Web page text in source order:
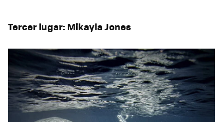
Tercer lugar: Mikayla Jones